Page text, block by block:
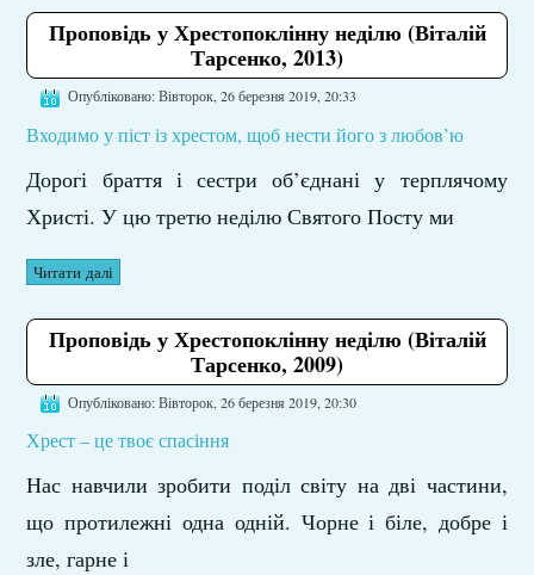
Проповідь у Хрестопоклінну неділю (Віталій
Тарсенко, 2013)
Опубліковано: Вівторок, 26 березня 2019, 20:33
Входимо у піст із хрестом, щоб нести його з любов’ю
Дорогі браття і сестри об’єднані у терплячому
Христі. У цю третю неділю Святого Посту ми
Читати далі
Проповідь у Хрестопоклінну неділю (Віталій
Тарсенко, 2009)
Опубліковано: Вівторок, 26 березня 2019, 20:30
Хрест – це твоє спасіння
Нас навчили зробити поділ світу на дві частини,
що протилежні одна одній. Чорне і біле, добре і
зле, гарне і